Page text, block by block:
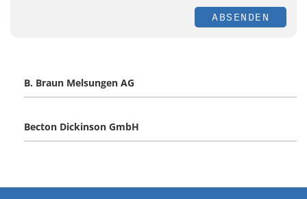
ABSENDEN
B. Braun Melsungen AG
Becton Dickinson GmbH